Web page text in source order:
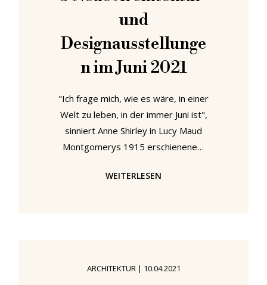
Nachkriegszeit in Ostdeutschland
verloren ging. Im Jahr 2023, rund 80
Jahre nach
und
Designausstellunge
n im Juni 2021
"Ich frage mich, wie es wäre, in einer
Welt zu leben, in der immer Juni ist",
sinniert Anne Shirley in Lucy Maud
Montgomerys 1915 erschienenem
würdest es bald satthaben",
..." Und genauso geht es uns in
WEITERLESEN
ARCHITEKTUR| 10.04.2021